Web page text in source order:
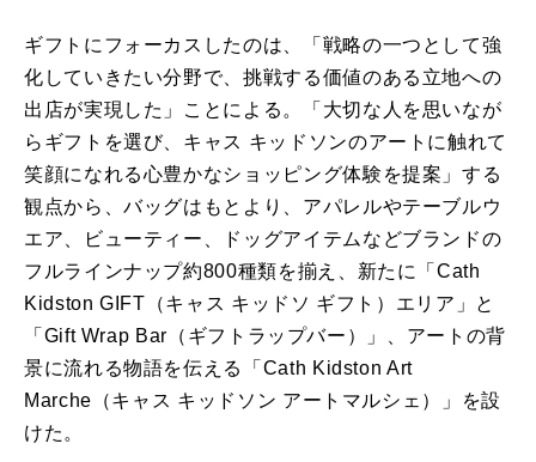
ギフトにフォーカスしたのは、「戦略の一つとして強
化していきたい分野で、挑戦する価値のある立地への
出店が実現した」ことによる。「大切な人を思いなが
らギフトを選び、キャス キッドソンのアートに触れて
笑顔になれる心豊かなショッピング体験を提案」する
観点から、バッグはもとより、アパレルやテーブルウ
エア、ビューティー、ドッグアイテムなどブランドの
フルラインナップ約800種類を揃え、新たに「Cath
Kidston GIFT（キャス キッドソ ギフト）エリア」と
「Gift Wrap Bar（ギフトラップバー）」、アートの背
景に流れる物語を伝える「Cath Kidston Art
Marche（キャス キッドソン アートマルシェ）」を設
けた。